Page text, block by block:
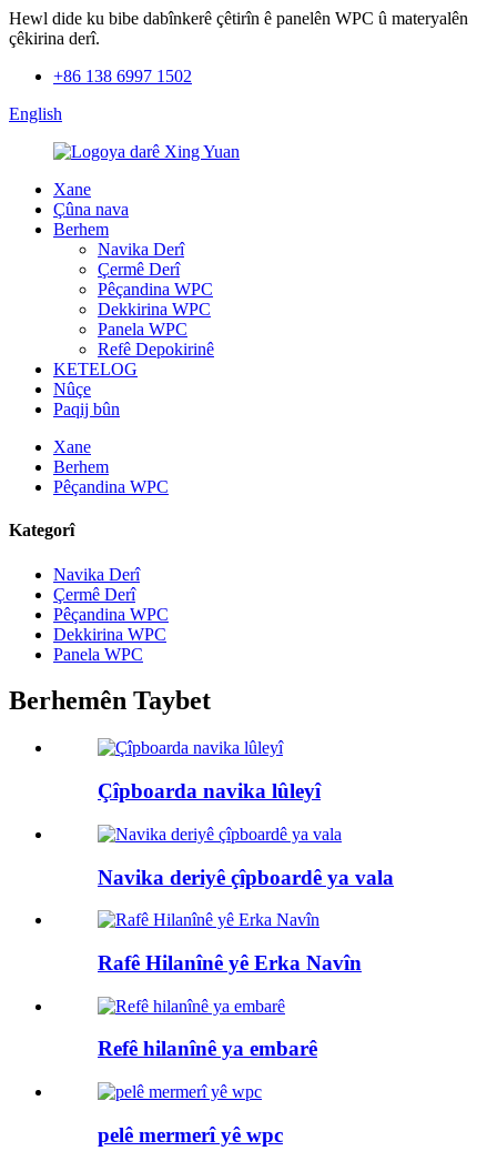
Hewl dide ku bibe dabînkerê çêtirîn ê panelên WPC û materyalên
çêkirina derî.
+86 138 6997 1502
English
Xane
Çûna nava
Berhem
Navika Derî
Çermê Derî
Pêçandina WPC
Dekkirina WPC
Panela WPC
Refê Depokirinê
KETELOG
Nûçe
Paqij bûn
Xane
Berhem
Pêçandina WPC
Kategorî
Navika Derî
Çermê Derî
Pêçandina WPC
Dekkirina WPC
Panela WPC
Berhemên Taybet
Çîpboarda navika lûleyî
Navika deriyê çîpboardê ya vala
Rafê Hilanînê yê Erka Navîn
Refê hilanînê ya embarê
pelê mermerî yê wpc